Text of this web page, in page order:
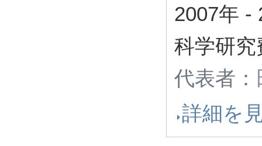
2007年 -
科学研
代表者：
詳細を